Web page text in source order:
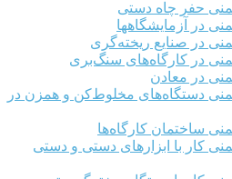
حفر چاه دستی
در آزمایشگاهها
در صنایع ریخته‌گری
در کارگاه‌های سنگ‌بری
در معادن
ایمنی دستگاه‌های مخلوط‌کن و همزن در
ساختمان کارگاه‌ها
کار با ابزارهای دستی و دستی